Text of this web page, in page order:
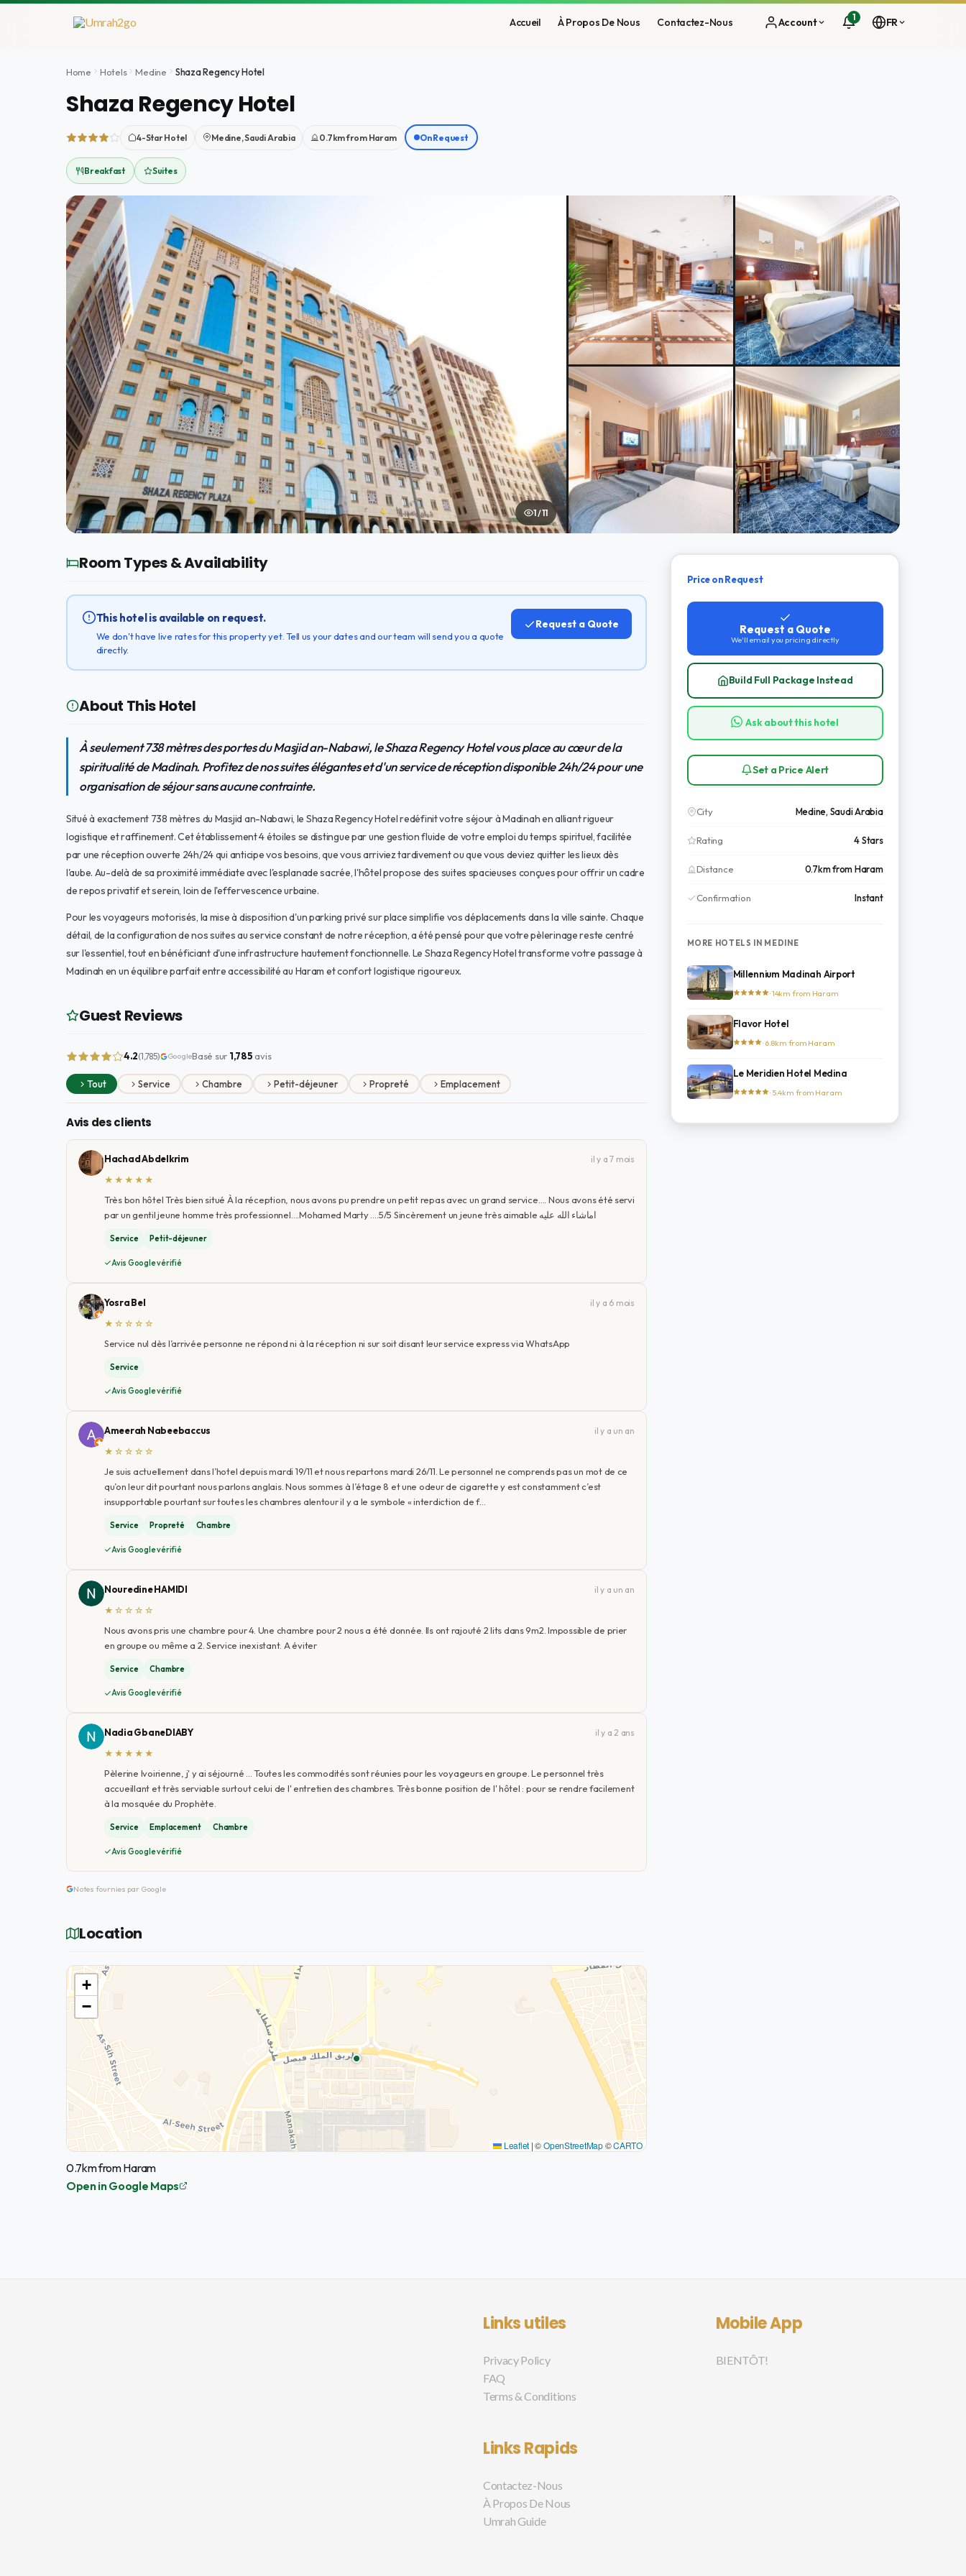
Aller
Accueil À Propos De Nous Contactez-Nous Account 1 FR
Home Hotels Medine Shaza Regency Hotel
Shaza Regency Hotel
4-Star Hotel Medine, Saudi Arabia 0.7km from Haram On Request
Breakfast Suites
1 / 11
Room Types & Availability
This hotel is available on request.
We don't have live rates for this property yet. Tell us your dates and our team will send you a quote
directly.
Request a Quote
About This Hotel
À seulement 738 mètres des portes du Masjid an-Nabawi, le Shaza Regency Hotel vous place au cœur de la
spiritualité de Madinah. Profitez de nos suites élégantes et d'un service de réception disponible 24h/24 pour une
organisation de séjour sans aucune contrainte.
Situé à exactement 738 mètres du Masjid an-Nabawi, le Shaza Regency Hotel redéfinit votre séjour à Madinah en alliant rigueur
logistique et raffinement. Cet établissement 4 étoiles se distingue par une gestion fluide de votre emploi du temps spirituel, facilitée
par une réception ouverte 24h/24 qui anticipe vos besoins, que vous arriviez tardivement ou que vous deviez quitter les lieux dès
l'aube. Au-delà de sa proximité immédiate avec l'esplanade sacrée, l'hôtel propose des suites spacieuses conçues pour offrir un cadre
de repos privatif et serein, loin de l'effervescence urbaine.
Pour les voyageurs motorisés, la mise à disposition d'un parking privé sur place simplifie vos déplacements dans la ville sainte. Chaque
détail, de la configuration de nos suites au service constant de notre réception, a été pensé pour que votre pèlerinage reste centré
sur l'essentiel, tout en bénéficiant d'une infrastructure hautement fonctionnelle. Le Shaza Regency Hotel transforme votre passage à
Madinah en un équilibre parfait entre accessibilité au Haram et confort logistique rigoureux.
Guest Reviews
4.2(1,785) GoogleBasé sur 1,785 avis
Tout Service Chambre Petit-déjeuner Propreté Emplacement
Avis des clients
Hachad Abdelkrim
il y a 7 mois
★★★★★
Très bon hôtel Très bien situé À la réception, nous avons pu prendre un petit repas avec un grand service…. Nous avons été servi
par un gentil jeune homme très professionnel….Mohamed Marty ….5/5 Sincèrement un jeune très aimable اماشاء الله عليه
Service Petit-déjeuner
Avis Google vérifié
Yosra Bel
il y a 6 mois
★☆☆☆☆
Service nul dès l’arrivée personne ne répond ni à la réception ni sur soit disant leur service express via WhatsApp
Service
Avis Google vérifié
Ameerah Nabeebaccus
il y a un an
★☆☆☆☆
Je suis actuellement dans l’hotel depuis mardi 19/11 et nous repartons mardi 26/11. Le personnel ne comprends pas un mot de ce
qu’on leur dit pourtant nous parlons anglais. Nous sommes à l’étage 8 et une odeur de cigarette y est constamment c’est
insupportable pourtant sur toutes les chambres alentour il y a le symbole « interdiction de f…
Service Propreté Chambre
Avis Google vérifié
Nouredine HAMIDI
il y a un an
★☆☆☆☆
Nous avons pris une chambre pour 4. Une chambre pour 2 nous a été donnée. Ils ont rajouté 2 lits dans 9m2. Impossible de prier
en groupe ou même a 2. Service inexistant. A éviter
Service Chambre
Avis Google vérifié
Nadia GbaneDIABY
il y a 2 ans
★★★★★
Pèlerine Ivoirienne, j' y ai séjourné ... Toutes les commodités sont réunies pour les voyageurs en groupe. Le personnel très
accueillant et très serviable surtout celui de l' entretien des chambres. Très bonne position de l' hôtel : pour se rendre facilement
à la mosquée du Prophète.
Service Emplacement Chambre
Avis Google vérifié
Notes fournies par Google
Location
+
−
Leaflet |©OpenStreetMap©CARTO
0.7km from Haram
Open in Google Maps
Price on Request
Request a Quote
We'll email you pricing directly
Build Full Package Instead
Ask about this hotel
Set a Price Alert
City Medine, Saudi Arabia
Rating 4 Stars
Distance 0.7km from Haram
Confirmation Instant
MORE HOTELS IN MEDINE
Millennium Madinah Airport
· 14km from Haram
Flavor Hotel
· 6.8km from Haram
Le Meridien Hotel Medina
· 5.4km from Haram
Links utiles
Privacy Policy
FAQ
Terms & Conditions
Links Rapids
Contactez-Nous
À Propos De Nous
Umrah Guide
Mobile App
BIENTÔT!